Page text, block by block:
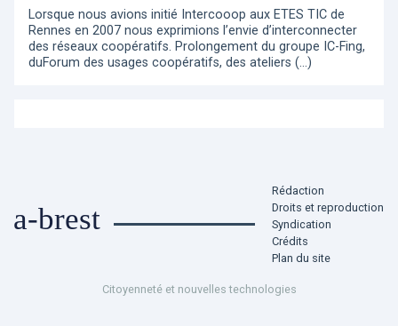
Lorsque nous avions initié Intercooop aux ETES TIC de
Rennes en 2007 nous exprimions l’envie d’interconnecter
des réseaux coopératifs. Prolongement du groupe IC-Fing,
duForum des usages coopératifs, des ateliers (…)
a-brest
Rédaction
Droits et reproduction
Syndication
Crédits
Plan du site
Citoyenneté et nouvelles technologies